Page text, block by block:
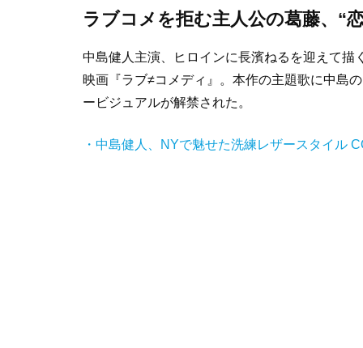
ラブコメを拒む主人公の葛藤、“
中島健人主演、ヒロインに長濱ねるを迎えて
映画『ラブ≠コメディ』。本作の主題歌に中島
ービジュアルが解禁された。
・中島健人、NYで魅せた洗練レザースタイル